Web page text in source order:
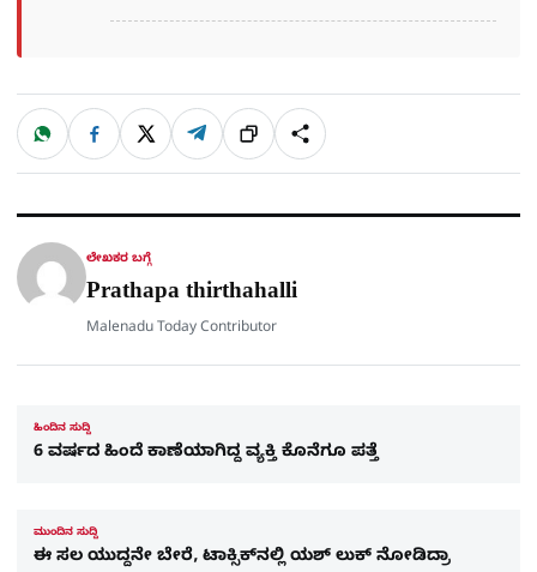
ಹಂಚಿಕೊಳ್ಳಿ
W
a
t
p
F
c
e
o
X T
l
e
a
ಲಿಂ
ಕ್
S
h
a
ಲೇಖಕರ ಬಗ್ಗೆ
Prathapa thirthahalli
Malenadu Today Contributor
ಹಿಂದಿನ ಸುದ್ದಿ
6 ವರ್ಷದ ಹಿಂದೆ ಕಾಣೆಯಾಗಿದ್ದ ವ್ಯಕ್ತಿ ಕೊನೆಗೂ ಪತ್ತೆ
ಮುಂದಿನ ಸುದ್ದಿ
ಈ ಸಲ ಯುದ್ದನೇ ಬೇರೆ, ಟಾಕ್ಸಿಕ್​​ನಲ್ಲಿ ಯಶ್​​ ಲುಕ್​ ನೋಡಿದ್ರಾ